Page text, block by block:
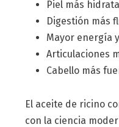
Piel más
Digestión más
Mayor energía
Articulaciones
Cabello más
El aceite de ricino
con la ciencia